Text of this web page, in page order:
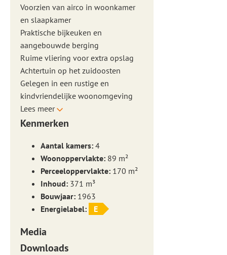
Voorzien van airco in woonkamer
en slaapkamer
Praktische bijkeuken en
aangebouwde berging
Ruime vliering voor extra opslag
Achtertuin op het zuidoosten
Gelegen in een rustige en
kindvriendelijke woonomgeving
Lees meer
Kenmerken
Aantal kamers: 4
Woonoppervlakte: 89 m²
Perceeloppervlakte: 170 m²
Inhoud: 371 m³
Bouwjaar: 1963
Energielabel:
E
Media
Downloads